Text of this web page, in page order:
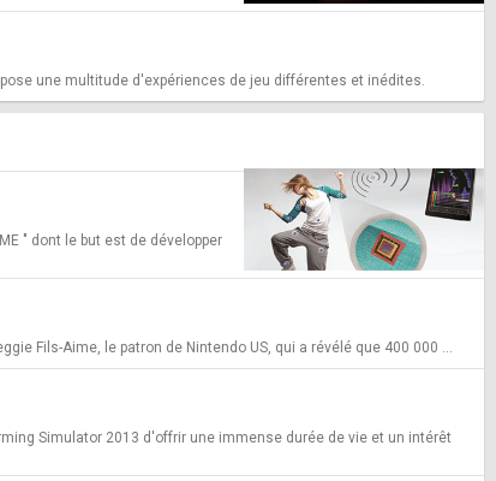
une multitude d'expériences de jeu différentes et inédites.
" dont le but est de développer
Fils-Aime, le patron de Nintendo US, qui a révélé que 400 000 ...
Simulator 2013 d'offrir une immense durée de vie et un intérêt